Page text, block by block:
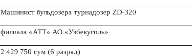
Машинист бульдозера турнадозер ZD-320
филиала «АТТ» АО «Узбекуголь»
2 429 750 сум (6 разряд)